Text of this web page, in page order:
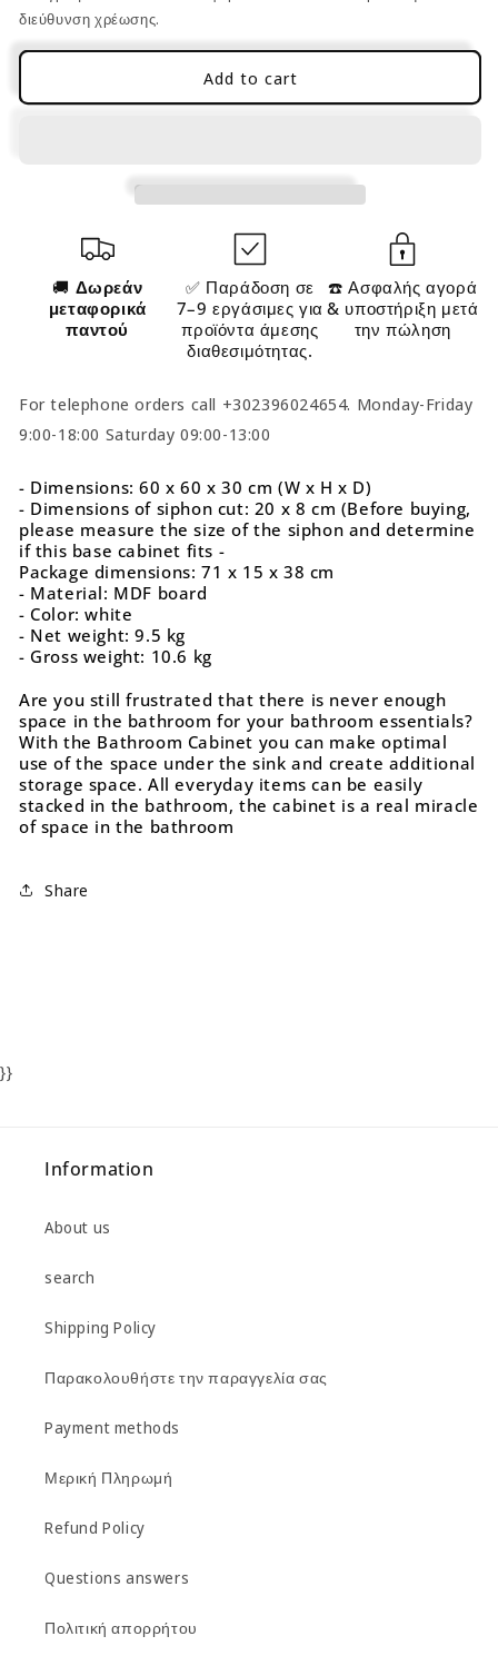
Washbasin
Storage
BB-
Washbasin
Storage
BB-
διεύθυνση χρέωσης.
Add to cart
🚚 Δωρεάν
μεταφορικά
παντού
✅ Παράδοση σε
7–9 εργάσιμες για
προϊόντα άμεσης
διαθεσιμότητας.
☎️ Ασφαλής αγορά
& υποστήριξη μετά
την πώληση
For telephone orders call +302396024654. Monday-Friday
9:00-18:00 Saturday 09:00-13:00
- Dimensions: 60 x 60 x 30 cm (W x H x D)
- Dimensions of siphon cut: 20 x 8 cm (Before buying,
please measure the size of the siphon and determine
if this base cabinet fits -
Package dimensions: 71 x 15 x 38 cm
- Material: MDF board
- Color: white
- Net weight: 9.5 kg
- Gross weight: 10.6 kg
Are you still frustrated that there is never enough
space in the bathroom for your bathroom essentials?
With the Bathroom Cabinet you can make optimal
use of the space under the sink and create additional
storage space. All everyday items can be easily
stacked in the bathroom, the cabinet is a real miracle
of space in the bathroom
Share
}}
Information
About us
search
Shipping Policy
Παρακολουθήστε την παραγγελία σας
Payment methods
Μερική Πληρωμή
Refund Policy
Questions answers
Πολιτική απορρήτου